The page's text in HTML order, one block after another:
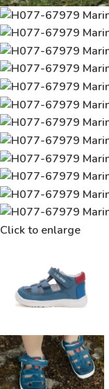
Click to enlarge